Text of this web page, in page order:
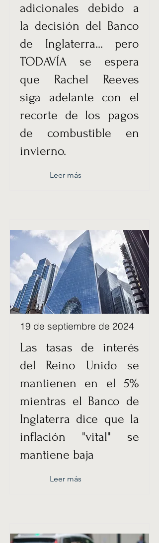
adicionales debido a
la decisión del Banco
de Inglaterra... pero
TODAVÍA se espera
que Rachel Reeves
siga adelante con el
recorte de los pagos
de combustible en
invierno.
Leer más
19 de septiembre de 2024
Las tasas de interés
del Reino Unido se
mantienen en el 5%
mientras el Banco de
Inglaterra dice que la
inflación "vital" se
mantiene baja
Leer más